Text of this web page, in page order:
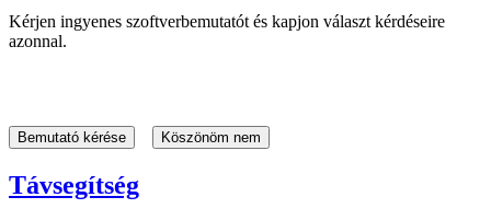
Kérjen ingyenes szoftverbemutatót és kapjon választ kérdéseire
azonnal.
Bemutató kérése Köszönöm nem
Távsegítség